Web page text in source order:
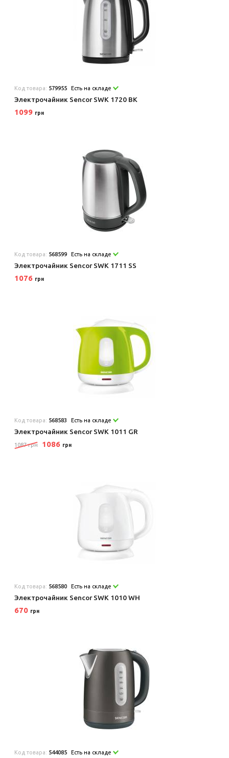
Код товара: 579955 Есть на складе
Электрочайник Sencor SWK 1720 BK
1099 грн
Код товара: 568599 Есть на складе
Электрочайник Sencor SWK 1711 SS
1076 грн
Код товара: 568583 Есть на складе
Электрочайник Sencor SWK 1011 GR
1087 грн 1086 грн
Код товара: 568580 Есть на складе
Электрочайник Sencor SWK 1010 WH
670 грн
Код товара: 544085 Есть на складе